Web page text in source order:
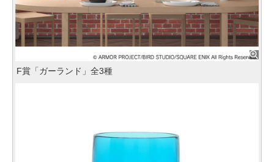
F賞「ガーランド」全3種